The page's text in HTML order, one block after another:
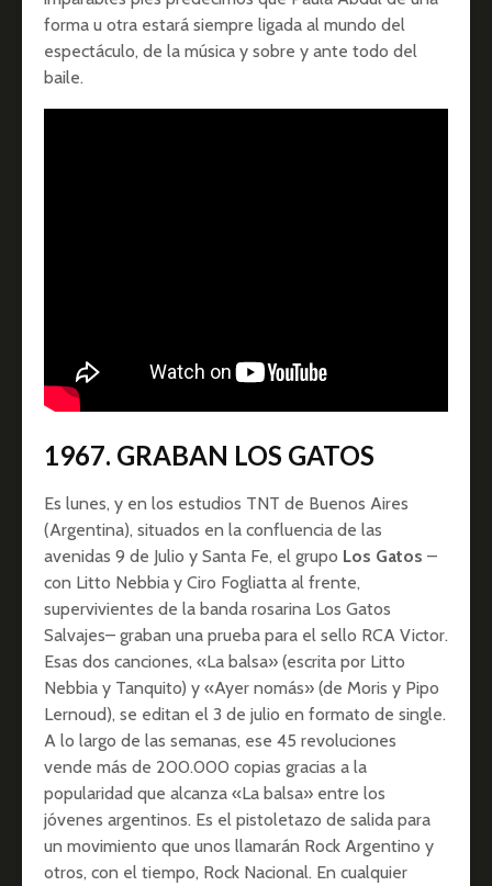
forma u otra estará siempre ligada al mundo del
espectáculo, de la música y sobre y ante todo del
baile.
1967. GRABAN LOS GATOS
Es lunes, y en los estudios TNT de Buenos Aires
(Argentina), situados en la confluencia de las
avenidas 9 de Julio y Santa Fe, el grupo Los Gatos –
con Litto Nebbia y Ciro Fogliatta al frente,
supervivientes de la banda rosarina Los Gatos
Salvajes– graban una prueba para el sello RCA Victor.
Esas dos canciones, «La balsa» (escrita por Litto
Nebbia y Tanquito) y «Ayer nomás» (de Moris y Pipo
Lernoud), se editan el 3 de julio en formato de single.
A lo largo de las semanas, ese 45 revoluciones
vende más de 200.000 copias gracias a la
popularidad que alcanza «La balsa» entre los
jóvenes argentinos. Es el pistoletazo de salida para
un movimiento que unos llamarán Rock Argentino y
otros, con el tiempo, Rock Nacional. En cualquier